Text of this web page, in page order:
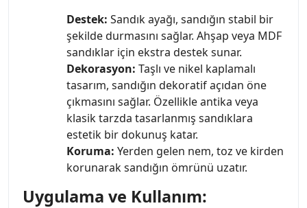
Destek: Sandık ayağı, sandığın stabil bir
şekilde durmasını sağlar. Ahşap veya MDF
sandıklar için ekstra destek sunar.
Dekorasyon: Taşlı ve nikel kaplamalı
tasarım, sandığın dekoratif açıdan öne
çıkmasını sağlar. Özellikle antika veya
klasik tarzda tasarlanmış sandıklara
estetik bir dokunuş katar.
Koruma: Yerden gelen nem, toz ve kirden
korunarak sandığın ömrünü uzatır.
Uygulama ve Kullanım: